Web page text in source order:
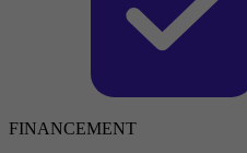
FINANCEMENT